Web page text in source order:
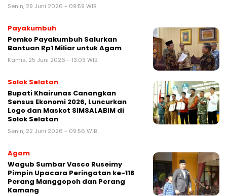
Senin, 29 Juni 2026 - 09:59 WIB
Payakumbuh
Pemko Payakumbuh Salurkan
Bantuan Rp1 Miliar untuk Agam
Kamis, 25 Juni 2026 - 13:03 WIB
Solok Selatan
Bupati Khairunas Canangkan
Sensus Ekonomi 2026, Luncurkan
Logo dan Maskot SIMSALABIM di
Solok Selatan
Senin, 22 Juni 2026 - 09:56 WIB
Agam
Wagub Sumbar Vasco Ruseimy
Pimpin Upacara Peringatan ke-118
Perang Manggopoh dan Perang
Kamang